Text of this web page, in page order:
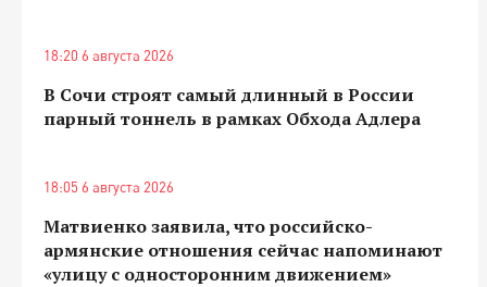
18:20 6 августа 2026
В Сочи строят самый длинный в России
парный тоннель в рамках Обхода Адлера
18:05 6 августа 2026
Матвиенко заявила, что российско-
армянские отношения сейчас напоминают
«улицу с односторонним движением»